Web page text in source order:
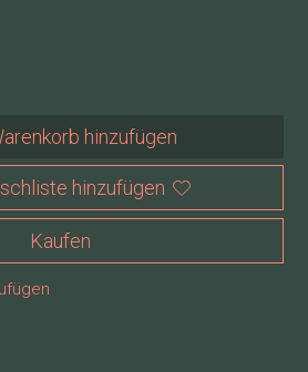
hinzufügen
hinzufügen
Kaufen